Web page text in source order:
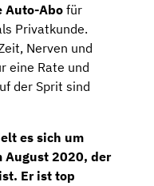
Auto-Abo für
Privatkunde.
Nerven und
eine Rate und
der Sprit sind
es sich um
August 2020, der
Er ist top